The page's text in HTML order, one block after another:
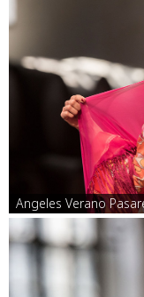
Angeles Verano